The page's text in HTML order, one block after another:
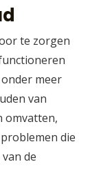
te zorgen
meer
van
omvatten,
die
de